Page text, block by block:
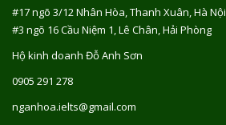
#17 ngõ 3/12 Nhân Hòa, Thanh Xuân, Hà Nội
#3 ngõ 16 Cầu Niệm 1, Lê Chân, Hải Phòng
Hộ kinh doanh Đỗ Anh Sơn
0905 291 278
nganhoa.ielts@gmail.com